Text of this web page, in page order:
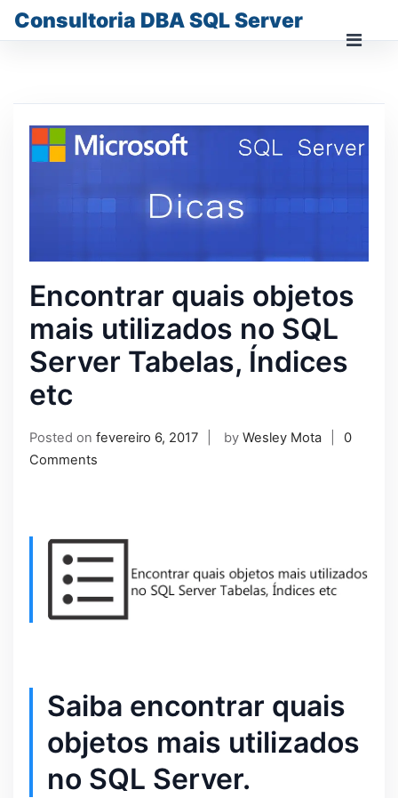
content
Consultoria DBA SQL Server
Encontrar quais objetos
mais utilizados no SQL
Server Tabelas, Índices
etc
Posted on fevereiro 6, 2017 by Wesley Mota
0
Comments
Saiba encontrar quais
objetos mais utilizados
no SQL Server.